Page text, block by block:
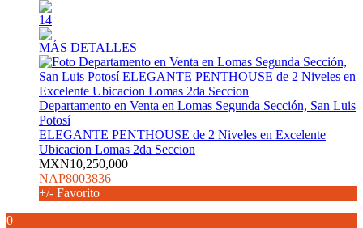
14
MÁS DETALLES
Departamento en Venta en Lomas Segunda Sección, San Luis
Potosí
ELEGANTE PENTHOUSE de 2 Niveles en Excelente
Ubicacion Lomas 2da Seccion
MXN10,250,000
NAP8003836
+/- Favorito
0